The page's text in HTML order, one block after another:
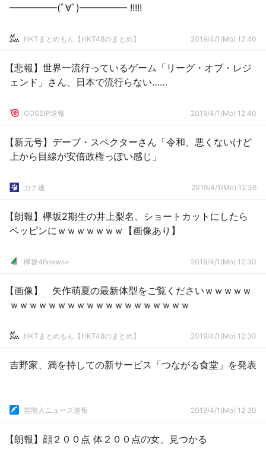
━━━━━(ﾟ∀ﾟ)━━━━━ !!!!!
HKTまとめもん【HKT48のまとめ】 2019/4/1(Mo) 12:40
【悲報】世界一流行っているゲーム「リーグ・オブ・レジ
ェンド」さん、日本で流行らない……
GOSSIP速報 2019/4/1(Mo) 12:40
【新元号】デーブ・スペクターさん「令和、悪くないけど
上から目線が安倍政権っぽい感じ」
カナ速 2019/4/1(Mo) 12:36
【朗報】欅坂2期生の井上梨名、ショートカットにしたら
ベッピンにｗｗｗｗｗｗｗ【画像あり】
欅坂46news+ 2019/4/1(Mo) 12:30
【画像】 矢作萌夏の最新体型をご覧くださいｗｗｗｗｗ
ｗｗｗｗｗｗｗｗｗｗｗｗｗｗｗｗｗｗｗ
HKTまとめもん【HKT48のまとめ】 2019/4/1(Mo) 12:30
吉野家、満を持しての新サービス「つながる食堂」を発表
芸能人ニュース速報 2019/4/1(Mo) 12:30
【朗報】顔２００点 体２００点の女、見つかる